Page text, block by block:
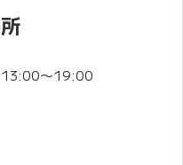
13:00〜19:00